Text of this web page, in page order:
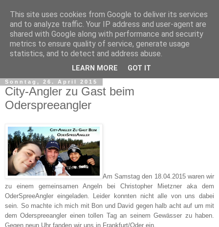
Sonntag, 26. April 2015
City-Angler zu Gast beim
Oderspreeangler
Am Samstag den 18.04.2015 waren wir
zu einem gemeinsamen Angeln bei Christopher Mietzner aka dem
OderSpreeAngler eingeladen. Leider konnten nicht alle von uns dabei
sein. So machte ich mich mit Bon und David gegen halb acht auf um mit
dem Oderspreeangler einen tollen Tag an seinem Gewässer zu haben.
Gegen neun Uhr fanden wir uns in Frankfurt/Oder ein.
This site uses cookies from Google to deliver its services
and to analyze traffic. Your IP address and user-agent are
shared with Google along with performance and security
metrics to ensure quality of service, generate usage
statistics, and to detect and address abuse.
LEARN MORE GOT IT